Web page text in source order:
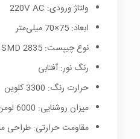
ولتاژ ورودی: 220V AC
ابعاد: 75×70 میلی‌متر
نوع چیپست: SMD 2835
رنگ نور: آفتابی
حرارت رنگ: 3300 کلوین
میزان روشنایی: 6000 لومن
مقاومت حرارتی: طراحی